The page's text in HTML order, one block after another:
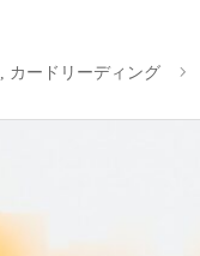
, カードリーディング